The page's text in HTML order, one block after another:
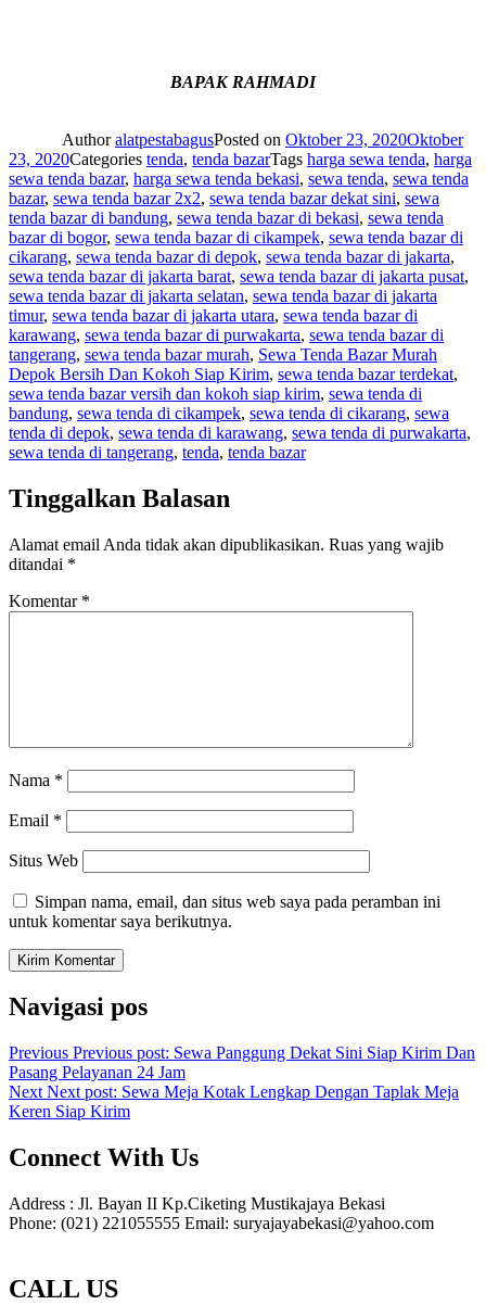
BAPAK RAHMADI
AuthoralatpestabagusPosted on Oktober 23, 2020Oktober
23, 2020Categories tenda, tenda bazarTags harga sewa tenda, harga
sewa tenda bazar, harga sewa tenda bekasi, sewa tenda, sewa tenda
bazar, sewa tenda bazar 2x2, sewa tenda bazar dekat sini, sewa
tenda bazar di bandung, sewa tenda bazar di bekasi, sewa tenda
bazar di bogor, sewa tenda bazar di cikampek, sewa tenda bazar di
cikarang, sewa tenda bazar di depok, sewa tenda bazar di jakarta,
sewa tenda bazar di jakarta barat, sewa tenda bazar di jakarta pusat,
sewa tenda bazar di jakarta selatan, sewa tenda bazar di jakarta
timur, sewa tenda bazar di jakarta utara, sewa tenda bazar di
karawang, sewa tenda bazar di purwakarta, sewa tenda bazar di
tangerang, sewa tenda bazar murah, Sewa Tenda Bazar Murah
Depok Bersih Dan Kokoh Siap Kirim, sewa tenda bazar terdekat,
sewa tenda bazar versih dan kokoh siap kirim, sewa tenda di
bandung, sewa tenda di cikampek, sewa tenda di cikarang, sewa
tenda di depok, sewa tenda di karawang, sewa tenda di purwakarta,
sewa tenda di tangerang, tenda, tenda bazar
Tinggalkan Balasan
Alamat email Anda tidak akan dipublikasikan. Ruas yang wajib
ditandai *
Komentar *
Nama *
Email *
Situs Web
Simpan nama, email, dan situs web saya pada peramban ini
untuk komentar saya berikutnya.
Navigasi pos
Previous Previous post: Sewa Panggung Dekat Sini Siap Kirim Dan
Pasang Pelayanan 24 Jam
Next Next post: Sewa Meja Kotak Lengkap Dengan Taplak Meja
Keren Siap Kirim
Connect With Us
Address : Jl. Bayan II Kp.Ciketing Mustikajaya Bekasi
Phone: (021) 221055555 Email: suryajayabekasi@yahoo.com
CALL US